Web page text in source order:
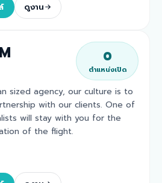
ดูงาน
0
ตำแหน่งเปิด
sized agency, our culture is to
with our clients. One of
will stay with you for the
of the flight.